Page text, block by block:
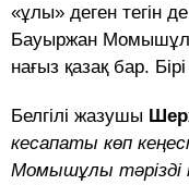
«ұлы» деген тегін
Бауыржан Момышұлы
нағыз қазақ бар.
Белгілі жазушы
кесапаты көп
Момышұлы тәрізді